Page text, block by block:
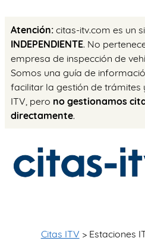
Atención: citas-itv.com es un
INDEPENDIENTE. No
empresa de inspección de
Somos una guía de
facilitar la gestión de trámites
ITV, pero no gestionamos
directamente.
Citas ITV > Estaciones